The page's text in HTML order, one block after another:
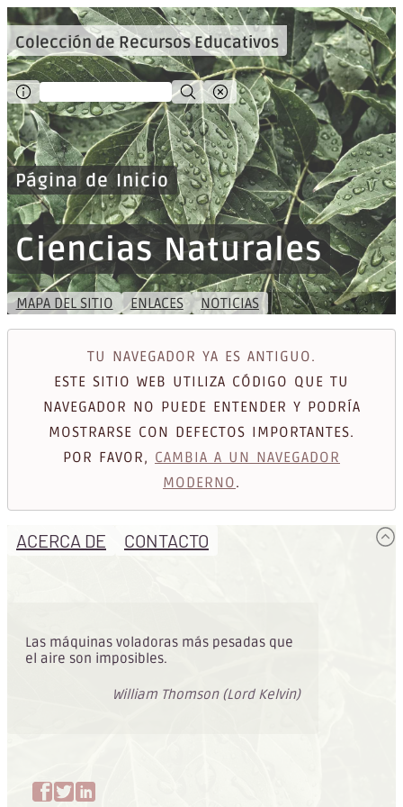
Colección de Recursos Educativos
Página de Inicio
Ciencias Naturales
MAPA DEL SITIO ENLACES NOTICIAS
TU NAVEGADOR YA ES ANTIGUO.
ESTE SITIO WEB UTILIZA CÓDIGO QUE TU
NAVEGADOR NO PUEDE ENTENDER Y PODRÍA
MOSTRARSE CON DEFECTOS IMPORTANTES.
POR FAVOR, CAMBIA A UN NAVEGADOR
MODERNO.
ACERCA DE CONTACTO
Las máquinas voladoras más pesadas que
el aire son imposibles.
William Thomson (Lord Kelvin)